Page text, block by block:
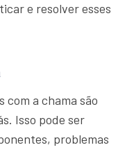
e resolver esses
com a chama são
Isso pode ser
problemas